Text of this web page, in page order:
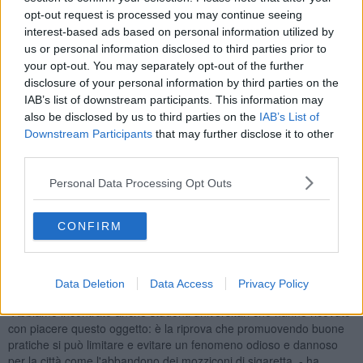
opt-out request is processed you may continue seeing
interest-based ads based on personal information utilized by
us or personal information disclosed to third parties prior to
your opt-out. You may separately opt-out of the further
disclosure of your personal information by third parties on the
IAB’s list of downstream participants. This information may
also be disclosed by us to third parties on the IAB’s List of
Downstream Participants that may further disclose it to other
Personal Data Processing Opt Outs
CONFIRM
Data Deletion Data Access Privacy Policy
"Un bell'impegno da parte di tanti cittadini attivi che hanno deciso di
rimboccarsi le maniche per il quartiere di San Donato, unendosi alla
squadra degli Angeli del Bello a cui rinnoviamo il nostro grazie per il
grande lavoro che da tempo svolgono per la nostra città - ha detto
Bettini - Non possiamo che essere soddisfatti di questo gruppo a
cui speriamo si aggiungano sempre di più persone, giovani e meno
giovani, disponibili a fare la propria parte per la cura dei beni
L'incontro con la vice sindaca è stata anche l'occasione per avviare
che la Fondazione Angeli del Bello di Firenze diffonde durante varie
occasioni in città, disponibili anche presso la Casa del Bello, uno
spazio aperto e gratuito di cultura, aggregazione, partecipazione
decidono di prendersi cura di un territorio.
"Abbiamo incontrato anche studenti universitari che hanno ricevuto
con piacere questo oggetto: è la riprova che promuovendo buone
pratiche si può limitare e evitare un fenomeno odioso e dannoso